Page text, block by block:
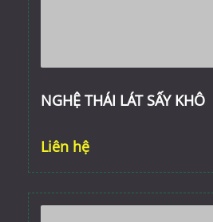
NGHỆ THÁI LÁT SẤY KHÔ
Liên hệ